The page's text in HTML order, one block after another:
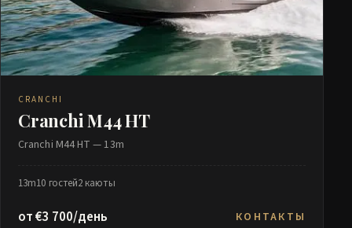
CRANCHI
Cranchi M44 HT
Cranchi M44 HT — 13m
13m10 гостей2 каюты
от €3 700/день КОНТАКТЫ